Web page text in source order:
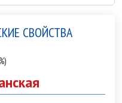
СВОЙСТВА